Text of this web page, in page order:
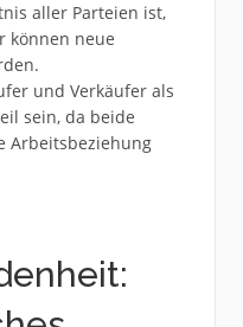
aller Parteien ist,
können neue
und Verkäufer als
sein, da beide
Arbeitsbeziehung